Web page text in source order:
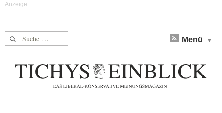
Suche nach: Menü